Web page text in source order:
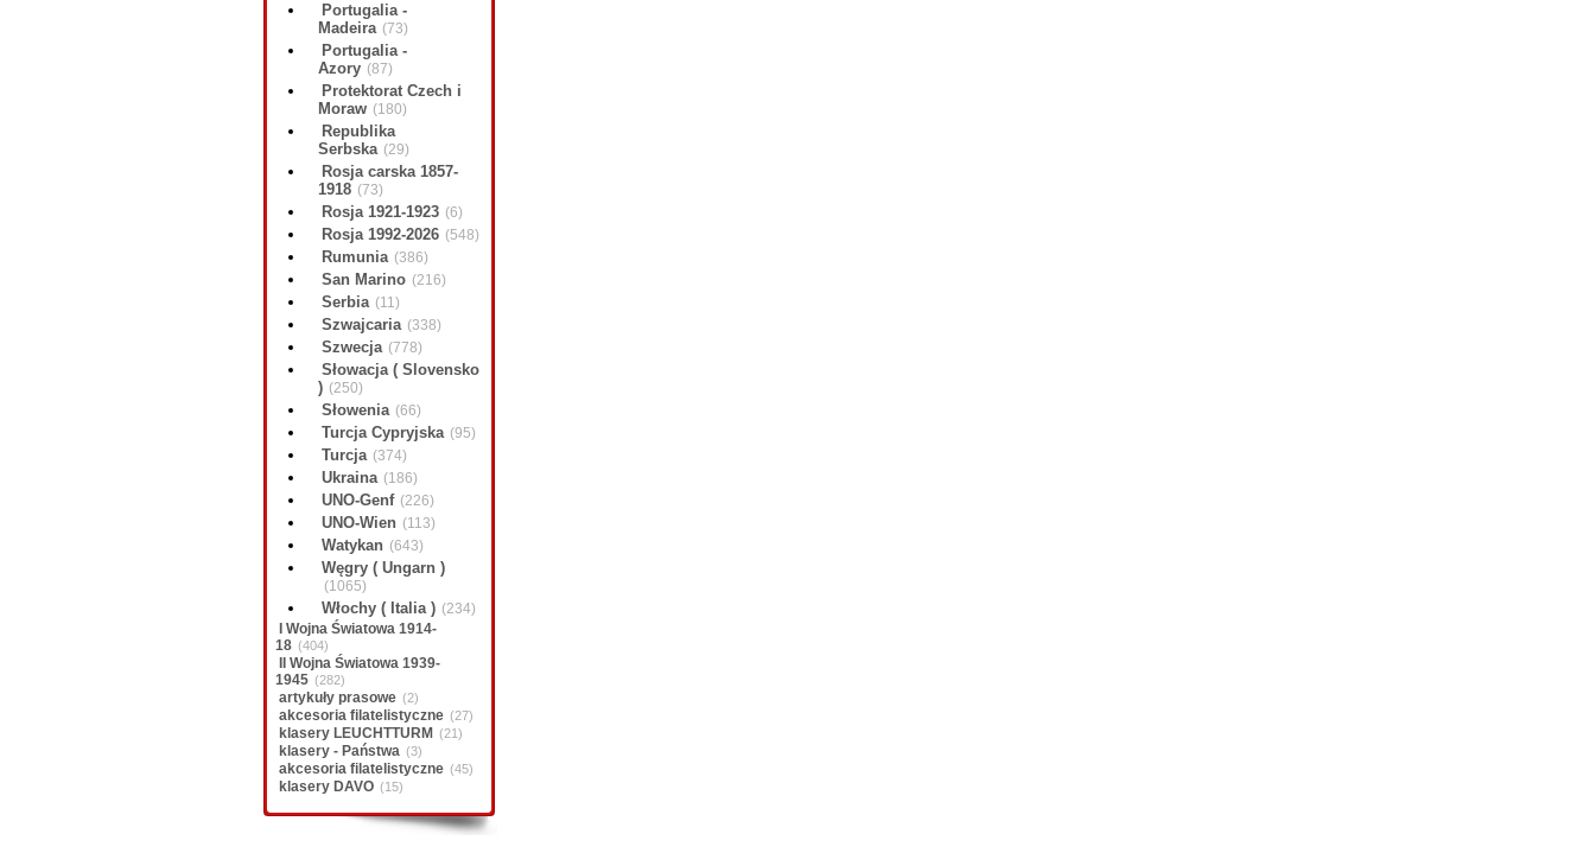
Portugalia -
Madeira (73)
Portugalia -
Azory (87)
Protektorat Czech i
Moraw (180)
Republika
Serbska (29)
Rosja carska 1857-
1918 (73)
Rosja 1921-1923 (6)
Rosja 1992-2026 (548)
Rumunia (386)
San Marino (216)
Serbia (11)
Szwajcaria (338)
Szwecja (778)
Słowacja ( Slovensko
) (250)
Słowenia (66)
Turcja Cypryjska (95)
Turcja (374)
Ukraina (186)
UNO-Genf (226)
UNO-Wien (113)
Watykan (643)
Węgry ( Ungarn )
(1065)
Włochy ( Italia ) (234)
I Wojna Światowa 1914-
18 (404)
II Wojna Światowa 1939-
1945 (282)
artykuły prasowe (2)
akcesoria filatelistyczne (27)
klasery LEUCHTTURM (21)
klasery - Państwa (3)
akcesoria filatelistyczne (45)
klasery DAVO (15)